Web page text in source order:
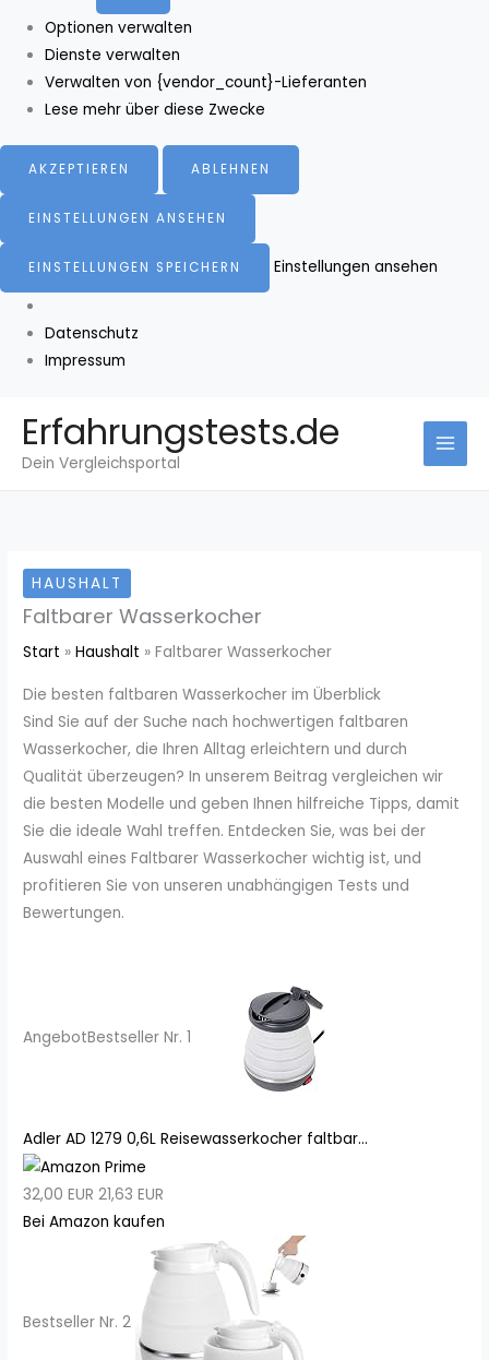
Optionen verwalten
Dienste verwalten
Verwalten von {vendor_count}-Lieferanten
Lese mehr über diese Zwecke
AKZEPTIEREN ABLEHNEN
EINSTELLUNGEN ANSEHEN
EINSTELLUNGEN SPEICHERN Einstellungen ansehen
Datenschutz
Impressum
Inhalt
springen
Erfahrungstests.de
Dein Vergleichsportal
HAUSHALT
Faltbarer Wasserkocher
Start Haushalt Faltbarer Wasserkocher
Die besten faltbaren Wasserkocher im Überblick
Sind Sie auf der Suche nach hochwertigen faltbaren
Wasserkocher, die Ihren Alltag erleichtern und durch
Qualität überzeugen? In unserem Beitrag vergleichen wir
die besten Modelle und geben Ihnen hilfreiche Tipps, damit
Sie die ideale Wahl treffen. Entdecken Sie, was bei der
Auswahl eines Faltbarer Wasserkocher wichtig ist, und
profitieren Sie von unseren unabhängigen Tests und
Bewertungen.
AngebotBestseller Nr. 1
Adler AD 1279 0,6L Reisewasserkocher faltbar...
32,00 EUR 21,63 EUR
Bei Amazon kaufen
Bestseller Nr. 2